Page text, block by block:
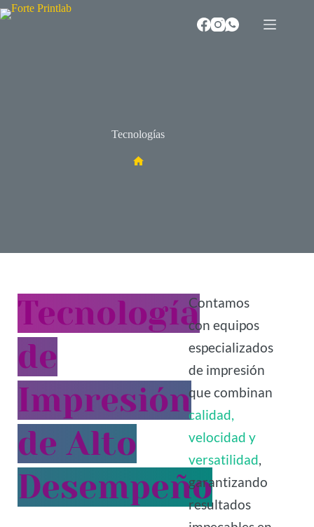
Tecnologías
Tecnología
de
Impresión
de Alto
Desempeño
Contamos
con equipos
especializados
de impresión
que combinan
calidad,
velocidad y
versatilidad,
garantizando
resultados